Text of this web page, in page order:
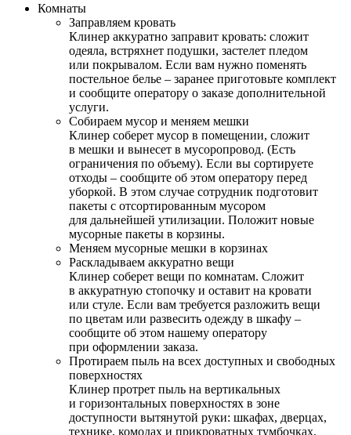
Комнаты
Заправляем кровать
Клинер аккуратно заправит кровать: сложит
одеяла, встряхнет подушки, застелет пледом
или покрывалом. Если вам нужно поменять
постельное белье – заранее приготовьте комплект
и сообщите оператору о заказе дополнительной
услуги.
Собираем мусор и меняем мешки
Клинер соберет мусор в помещении, сложит
в мешки и вынесет в мусоропровод. (Есть
ограничения по объему). Если вы сортируете
отходы – сообщите об этом оператору перед
уборкой. В этом случае сотрудник подготовит
пакеты с отсортированным мусором
для дальнейшей утилизации. Положит новые
мусорные пакеты в корзины.
Меняем мусорные мешки в корзинах
Раскладываем аккуратно вещи
Клинер соберет вещи по комнатам. Сложит
в аккуратную стопочку и оставит на кровати
или стуле. Если вам требуется разложить вещи
по цветам или развесить одежду в шкафу –
сообщите об этом нашему оператору
при оформлении заказа.
Протираем пыль на всех доступных и свободных
поверхностях
Клинер протрет пыль на вертикальных
и горизонтальных поверхностях в зоне
доступности вытянутой руки: шкафах, дверцах,
технике, комодах и прикроватных тумбочках.